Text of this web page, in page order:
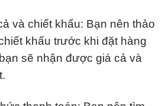
và chiết khấu: Bạn nên thảo
khấu trước khi đặt hàng
sẽ nhận được giá cả và